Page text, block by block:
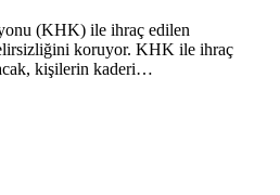
(KHK) ile ihraç edilen
koruyor. KHK ile ihraç
kişilerin kaderi…